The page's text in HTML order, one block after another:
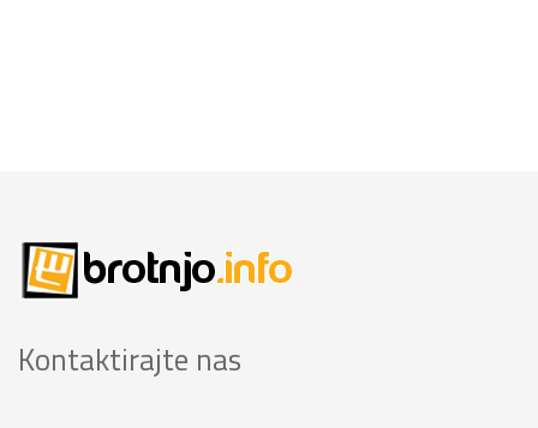
Kontaktirajte nas